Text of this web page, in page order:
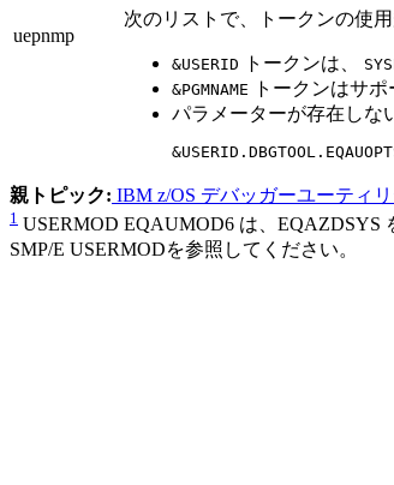
uepnmp
次のリストで、トークンの使
&USERID トークンは、
&PGMNAME
トークンはサポ
パラメーターが存在しな
親トピック: IBM z/OS デバッガーユーティ
1 USERMOD EQAUMOD6 は、EQAZDSYS
SMP/E USERMODを参照してください。